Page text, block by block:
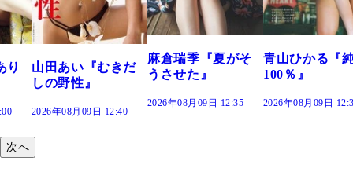
だ
麻倉瑞季『夏がそ
うさせた』
青山ひかる『純度
100％』
2026年08月09日 12:30
で。』
2026年08月09日
次へ